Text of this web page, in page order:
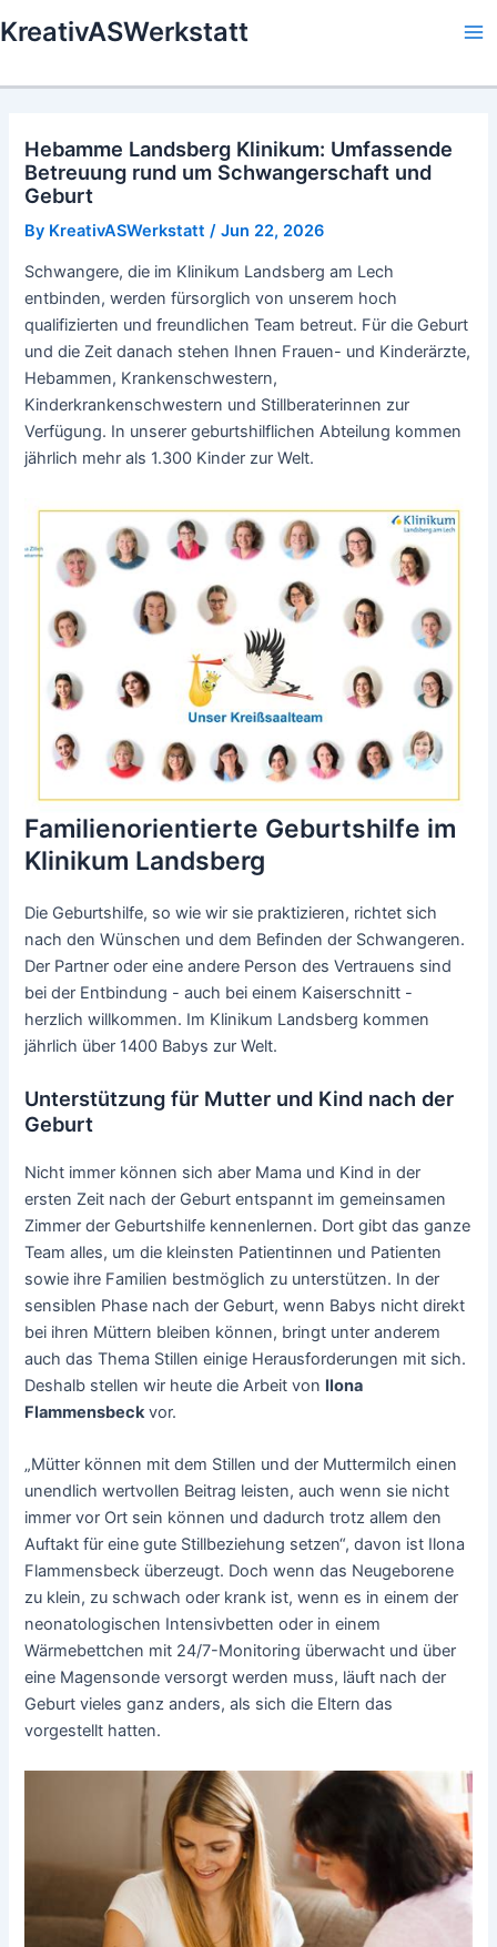
to
KreativASWerkstatt
Hebamme Landsberg Klinikum: Umfassende
Betreuung rund um Schwangerschaft und
Geburt
By KreativASWerkstatt /Jun 22, 2026
Schwangere, die im Klinikum Landsberg am Lech
entbinden, werden fürsorglich von unserem hoch
qualifizierten und freundlichen Team betreut. Für die Geburt
und die Zeit danach stehen Ihnen Frauen- und Kinderärzte,
Hebammen, Krankenschwestern,
Kinderkrankenschwestern und Stillberaterinnen zur
Verfügung. In unserer geburtshilflichen Abteilung kommen
jährlich mehr als 1.300 Kinder zur Welt.
Familienorientierte Geburtshilfe im
Klinikum Landsberg
Die Geburtshilfe, so wie wir sie praktizieren, richtet sich
nach den Wünschen und dem Befinden der Schwangeren.
Der Partner oder eine andere Person des Vertrauens sind
bei der Entbindung - auch bei einem Kaiserschnitt -
herzlich willkommen. Im Klinikum Landsberg kommen
jährlich über 1400 Babys zur Welt.
Unterstützung für Mutter und Kind nach der
Geburt
Nicht immer können sich aber Mama und Kind in der
ersten Zeit nach der Geburt entspannt im gemeinsamen
Zimmer der Geburtshilfe kennenlernen. Dort gibt das ganze
Team alles, um die kleinsten Patientinnen und Patienten
sowie ihre Familien bestmöglich zu unterstützen. In der
sensiblen Phase nach der Geburt, wenn Babys nicht direkt
bei ihren Müttern bleiben können, bringt unter anderem
auch das Thema Stillen einige Herausforderungen mit sich.
Deshalb stellen wir heute die Arbeit von Ilona
Flammensbeckvor.
„Mütter können mit dem Stillen und der Muttermilch einen
unendlich wertvollen Beitrag leisten, auch wenn sie nicht
immer vor Ort sein können und dadurch trotz allem den
Auftakt für eine gute Stillbeziehung setzen“, davon ist Ilona
Flammensbeck überzeugt. Doch wenn das Neugeborene
zu klein, zu schwach oder krank ist, wenn es in einem der
neonatologischen Intensivbetten oder in einem
Wärmebettchen mit 24/7-Monitoring überwacht und über
eine Magensonde versorgt werden muss, läuft nach der
Geburt vieles ganz anders, als sich die Eltern das
vorgestellt hatten.